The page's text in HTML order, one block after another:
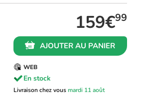
159€99
AJOUTER AU PANIER
WEB
En stock
Livraison chez vousmardi 11 août